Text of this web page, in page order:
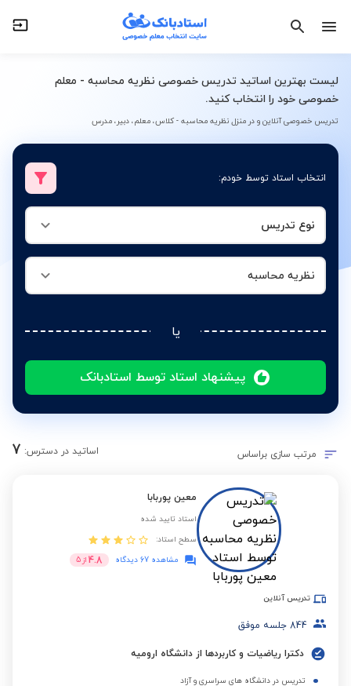
لیست بهترین اساتید تدریس خصوصی نظریه محاسبه - معلم
خصوصی خود را انتخاب کنید.
تدریس خصوصی آنلاین و در منزل نظریه محاسبه - کلاس، معلم، دبیر، مدرس
انتخاب استاد توسط خودم:
نوع تدریس
نظریه محاسبه
یا
پیشنهاد استاد توسط استادبانک
نظریه محاسبه
مرتب سازی براساس اساتید در دسترس: 7
معین پوربابا
استاد تایید شده
سطح استاد:
مشاهده 67 دیدگاه
4.8 از 5
تدریس آنلاین
844 جلسه موفق
دکترا ریاضیات و کاربردها از دانشگاه ارومیه
تدریس در دانشگاه های سراسری و آزاد